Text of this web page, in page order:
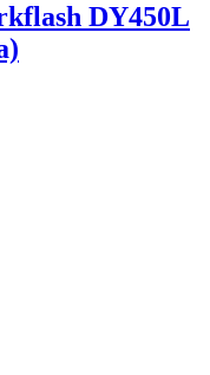
DY450L